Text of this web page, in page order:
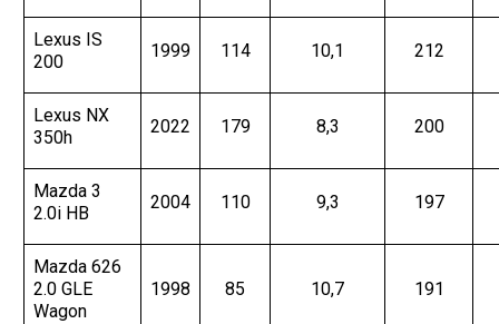
Lexus IS
200
1999 114 10,1 212
Lexus NX
350h
2022 179 8,3 200
Mazda 3
2.0i HB
2004 110 9,3 197
Mazda 626
2.0 GLE
Wagon
1998 85 10,7 191